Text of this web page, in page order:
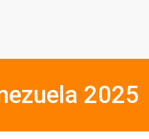
2025